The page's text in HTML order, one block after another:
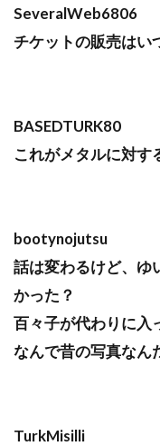
SeveralWeb6806
チケットの販売はい
BASEDTURK80
これがメタルに対す
bootynojutsu
話は変わるけど、ゆ
かった？
百々子が代わりに入
なんで昔の写真なん
TurkMisilli